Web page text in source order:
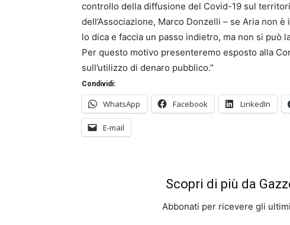
controllo della diffusione del Covid-19 sul
dell’Associazione, Marco Donzelli – se Aria non
lo dica e faccia un passo indietro, ma non si può
Per questo motivo presenteremo esposto alla
sull’utilizzo di denaro pubblico.”
Condividi:
WhatsApp Facebook LinkedIn
E-mail
Scopri di più da
Abbonati per ricevere gli